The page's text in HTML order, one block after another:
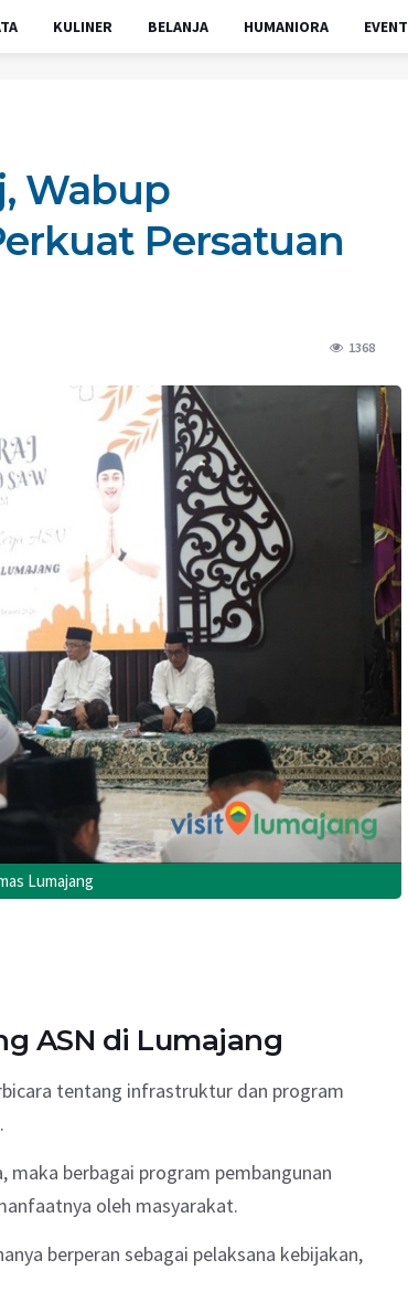
KULINER BELANJA HUMANIORA EVENT
Wabup
Persatuan
1368
Lumajang
ASN di Lumajang
tentang infrastruktur dan program
maka berbagai program pembangunan
oleh masyarakat.
berperan sebagai pelaksana kebijakan,